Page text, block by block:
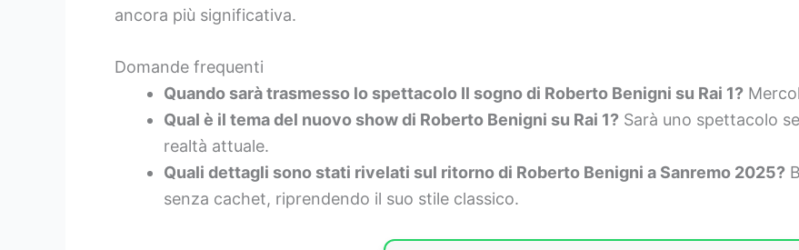
ancora più significativa.
Domande frequenti
Quando sarà trasmesso lo spettacolo Il sogno di Roberto Benigni su Rai 1?
Qual è il tema del nuovo show di Roberto Benigni su Rai 1? Sarà uno spettacolo
realtà attuale.
Quali dettagli sono stati rivelati sul ritorno di Roberto Benigni a Sanremo 2025?
senza cachet, riprendendo il suo stile classico.